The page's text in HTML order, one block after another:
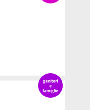
genitori
e
famiglie